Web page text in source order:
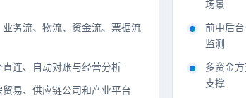
务流、物流、资金流、票据流
连、自动对账与经营分析
易、供应链公司和产业平台
场景
前中后
监测
多资金
支撑